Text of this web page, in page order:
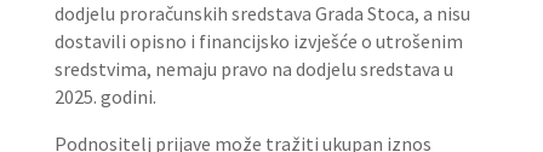
dodjelu proračunskih sredstava Grada Stoca, a nisu
dostavili opisno i financijsko izvješće o utrošenim
sredstvima, nemaju pravo na dodjelu sredstava u
2025. godini.
Podnositelj prijave može tražiti ukupan iznos